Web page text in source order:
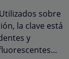
Utilizados sobre
la clave está
y